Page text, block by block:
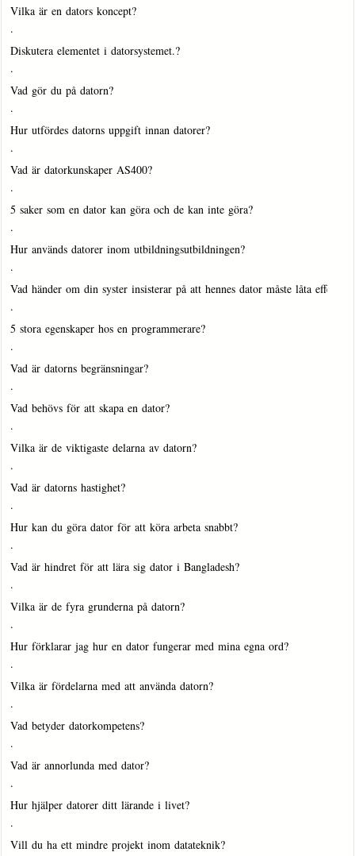
Vilka är en dators koncept?
·
Diskutera elementet i datorsystemet.?
·
Vad gör du på datorn?
·
Hur utfördes datorns uppgift innan datorer?
·
Vad är datorkunskaper AS400?
·
5 saker som en dator kan göra och de kan inte göra?
·
Hur används datorer inom utbildningsutbildningen?
·
Vad händer om din syster insisterar på att hennes dator måste låta
·
5 stora egenskaper hos en programmerare?
·
Vad är datorns begränsningar?
·
Vad behövs för att skapa en dator?
·
Vilka är de viktigaste delarna av datorn?
·
Vad är datorns hastighet?
·
Hur kan du göra dator för att köra arbeta snabbt?
·
Vad är hindret för att lära sig dator i Bangladesh?
·
Vilka är de fyra grunderna på datorn?
·
Hur förklarar jag hur en dator fungerar med mina egna ord?
·
Vilka är fördelarna med att använda datorn?
·
Vad betyder datorkompetens?
·
Vad är annorlunda med dator?
·
Hur hjälper datorer ditt lärande i livet?
·
Vill du ha ett mindre projekt inom datateknik?